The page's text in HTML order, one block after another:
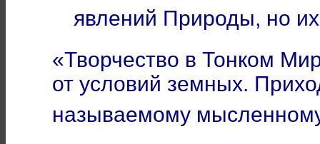
явлений Природы, но
«Творчество в Тонком
от условий земных.
называемому